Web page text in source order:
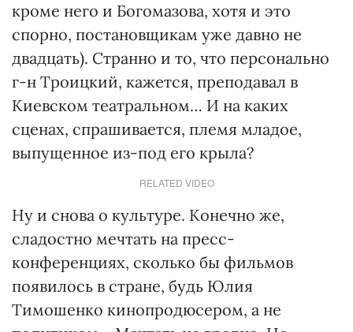
кроме него и Богомазова, хотя и это
спорно, постановщикам уже давно не
двадцать). Странно и то, что персонально
г-н Троицкий, кажется, преподавал в
Киевском театральном… И на каких
сценах, спрашивается, племя младое,
выпущенное из-под его крыла?
RELATED VIDEO
Ну и снова о культуре. Конечно же,
сладостно мечтать на пресс-
конференциях, сколько бы фильмов
появилось в стране, будь Юлия
Тимошенко кинопродюсером, а не